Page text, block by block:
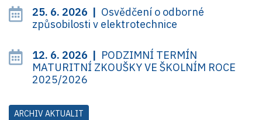
25. 6. 2026 | Osvědčení o odborné
způsobilosti v elektrotechnice
12. 6. 2026 | PODZIMNÍ TERMÍN
MATURITNÍ ZKOUŠKY VE ŠKOLNÍM ROCE
2025/2026
ARCHIV AKTUALIT